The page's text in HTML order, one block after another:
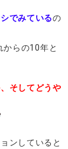
でみているの
らの10年と
そしてどうや
ンしていると